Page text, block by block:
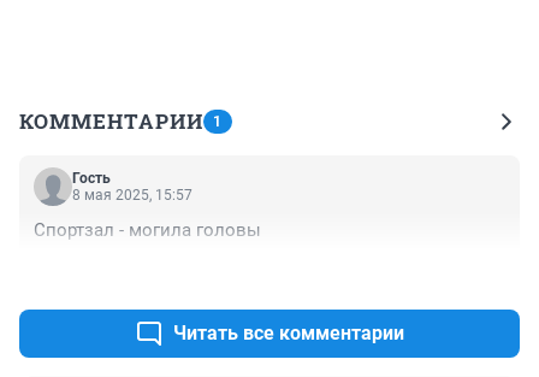
КОММЕНТАРИИ 1
Гость
8 мая 2025, 15:57
Спортзал - могила головы
Читать все комментарии